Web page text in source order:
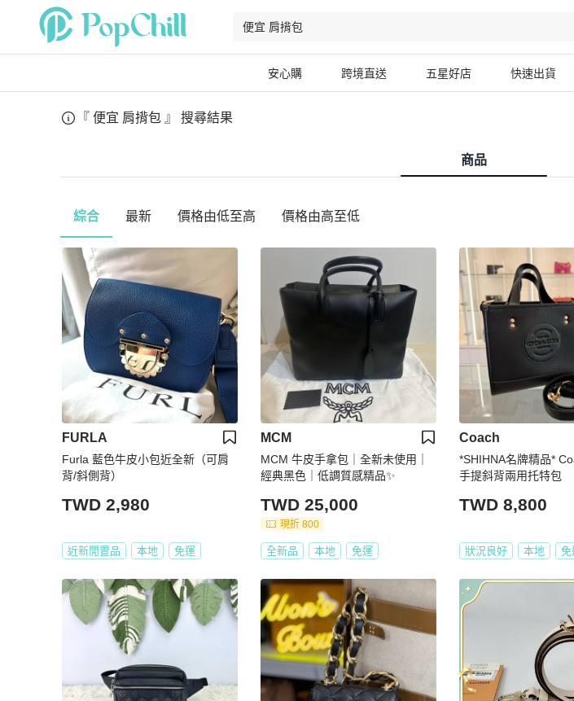
安心購 跨境直送 五星好店 快速出貨
『 便宜 肩揹包 』 搜尋結果
商品
綜合 最新 價格由低至高 價格由高至低
FURLA
Furla 藍色牛皮小包近全新（可肩
背/斜側背）
TWD 2,980
近新閒置品 本地 免運
MCM
MCM 牛皮手拿包｜全新未使用｜
經典黑色｜低調質感精品✨
TWD 25,000
現折 800
全新品 本地 免運
Coach
*SHIHNA名牌精品*
手提斜背兩用托特包
TWD 8,800
狀況良好 本地 免